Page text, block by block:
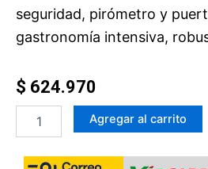
seguridad, pirómetro y
gastronomía intensiva,
$ 624.970
cantidad
Agregar al carrito